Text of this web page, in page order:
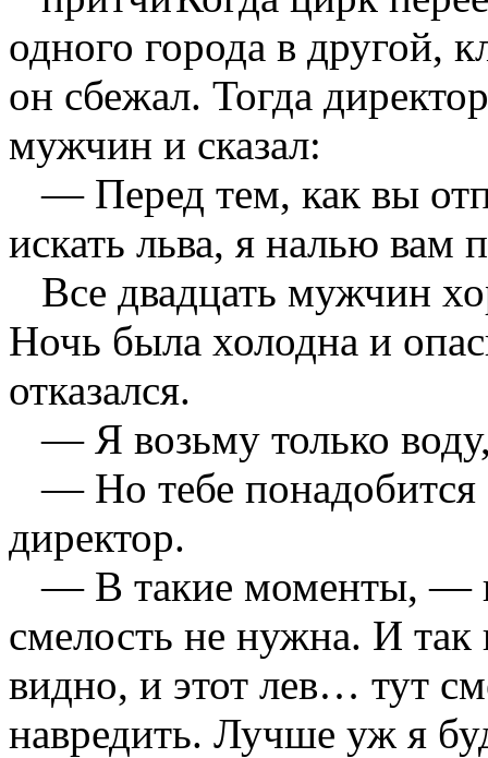
одного города в другой,
он сбежал. Тогда
мужчин и сказал:
— Перед тем, как вы
искать льва, я налью вам
Все двадцать мужчин
Ночь была холодна и
отказался.
— Я возьму только
— Но тебе понадобится
директор.
— В такие моменты, —
смелость не нужна. И так
видно, и этот лев… тут
навредить. Лучше уж я